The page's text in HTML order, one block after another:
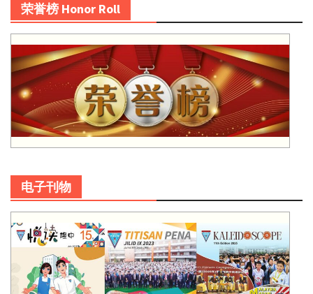
荣誉榜 Honor Roll
电子刊物